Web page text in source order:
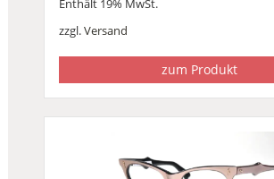
Enthält 19% MwSt.
zzgl.Versand
zum Produkt